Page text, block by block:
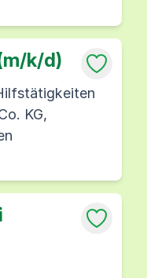
k/d)
KG,